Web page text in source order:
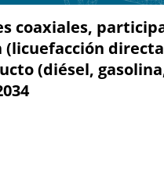
coaxiales,
(diésel,